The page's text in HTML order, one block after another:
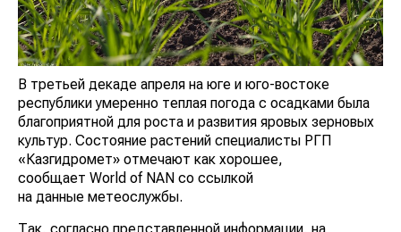
В третьей декаде апреля на юге и юго-востоке
республики умеренно теплая погода с осадками была
благоприятной для роста и развития яровых зерновых
культур. Состояние растений специалисты РГП
«Казгидромет» отмечают как хорошее,
сообщает World of NAN со ссылкой
на данные метеослужбы.